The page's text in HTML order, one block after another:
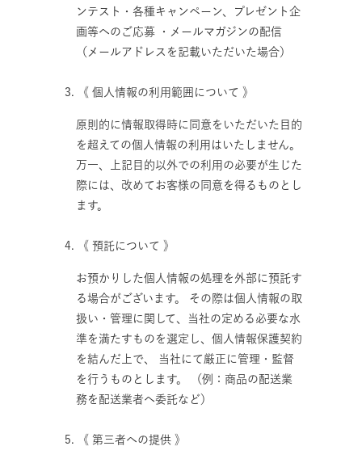
ンテスト・各種キャンペーン、プレゼント企
画等へのご応募 ・メールマガジンの配信
（メールアドレスを記載いただいた場合）
3. 《 個人情報の利用範囲について 》
原則的に情報取得時に同意をいただいた目的
を超えての個人情報の利用はいたしません。
万一、上記目的以外での利用の必要が生じた
際には、改めてお客様の同意を得るものとし
ます。
4. 《 預託について 》
お預かりした個人情報の処理を外部に預託す
る場合がございます。 その際は個人情報の取
扱い・管理に関して、当社の定める必要な水
準を満たすものを選定し、個人情報保護契約
を結んだ上で、 当社にて厳正に管理・監督
を行うものとします。 （例：商品の配送業
務を配送業者へ委託など）
5. 《 第三者への提供 》